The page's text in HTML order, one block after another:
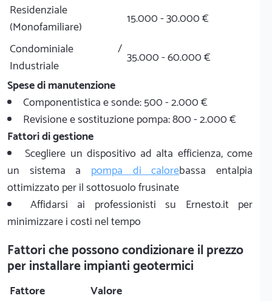
Residenziale
(Monofamiliare)
15.000 - 30.000 €
Condominiale /
Industriale
35.000 - 60.000 €
Spese di manutenzione
Componentistica e sonde: 500 - 2.000 €
Revisione e sostituzione pompa: 800 - 2.000 €
Fattori di gestione
Scegliere un dispositivo ad alta efficienza, come
un sistema a pompa di calorebassa entalpia
ottimizzato per il sottosuolo frusinate
Affidarsi ai professionisti su Ernesto.it per
minimizzare i costi nel tempo
Fattori che possono condizionare il prezzo
per installare impianti geotermici
Fattore
Valore